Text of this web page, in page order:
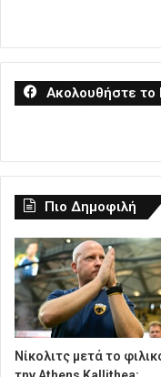
Ακολουθήστε το
Πιο Δημοφιλή
Νίκολιτς μετά το